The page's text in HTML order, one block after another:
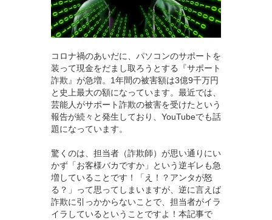
コロナ禍のあいだに、パソコンのサポートを
装って現金をだまし取ろうとする『サポート
詐欺』が急増。1年間の被害額は3億9千万円
と史上最大の額になっています。最近では、
芸能人がサポート詐欺の被害を受けたという
報告が続々と発生しており、YouTubeでも話
題になっています。
驚くのは、担当者（詐欺師）が思い通りにい
かず「お客様バカですか」という逆ギレも急
増していることです！「え！？アンタが怒
る？」って思ってしまいますが、逆に言えば
詐欺に引っかからないことで、担当者がイラ
イラしているということですよ！本記事で